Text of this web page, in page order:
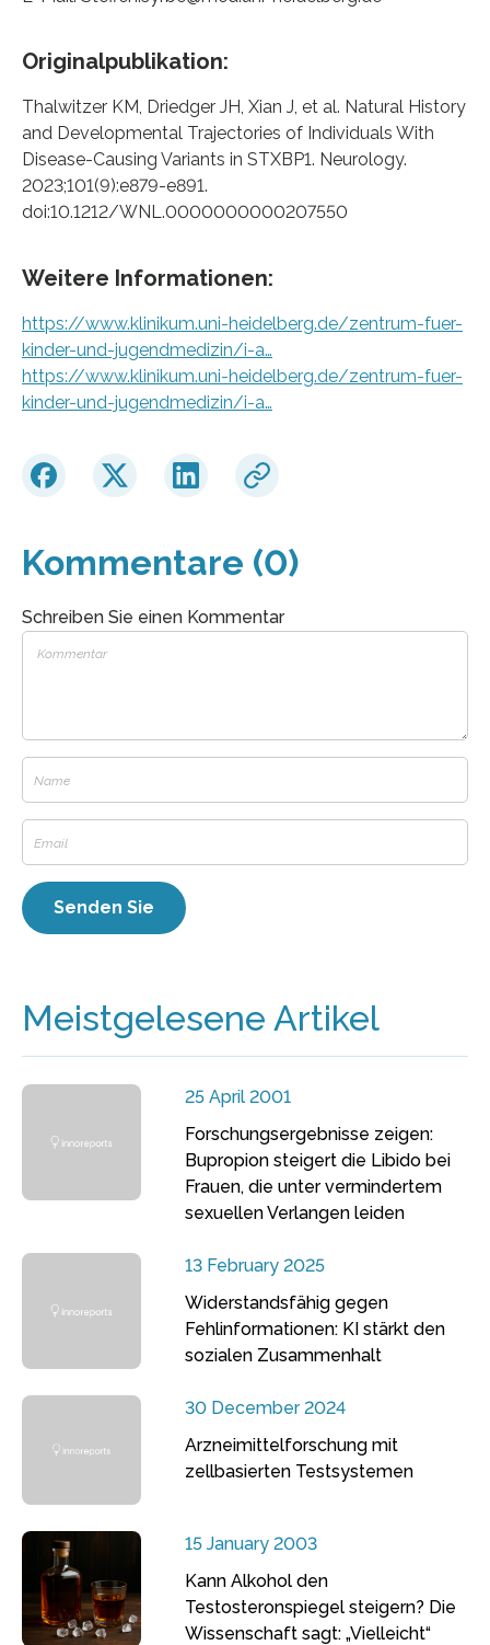
Originalpublikation:
Thalwitzer KM, Driedger JH, Xian J, et al. Natural History
and Developmental Trajectories of Individuals With
Disease-Causing Variants in STXBP1. Neurology.
2023;101(9):e879-e891.
doi:10.1212/WNL.0000000000207550
Weitere Informationen:
https://www.klinikum.uni-heidelberg.de/zentrum-fuer-
kinder-und-jugendmedizin/i-a…
https://www.klinikum.uni-heidelberg.de/zentrum-fuer-
kinder-und-jugendmedizin/i-a…
Kommentare (0)
Schreiben Sie einen Kommentar
Meistgelesene Artikel
25 April 2001
Forschungsergebnisse zeigen:
Bupropion steigert die Libido bei
Frauen, die unter vermindertem
sexuellen Verlangen leiden
13 February 2025
Widerstandsfähig gegen
Fehlinformationen: KI stärkt den
sozialen Zusammenhalt
30 December 2024
Arzneimittelforschung mit
zellbasierten Testsystemen
15 January 2003
Kann Alkohol den
Testosteronspiegel steigern? Die
Wissenschaft sagt: „Vielleicht“